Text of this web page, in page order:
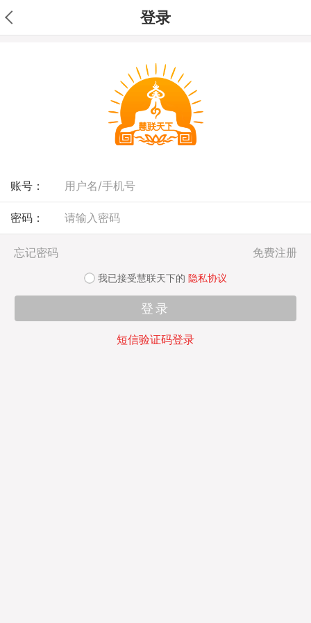
登录
账号：
密码：
忘记密码 免费注册
我已接受慧联天下的 隐私协议
短信验证码登录